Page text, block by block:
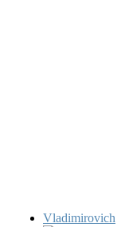
Vladimirovich